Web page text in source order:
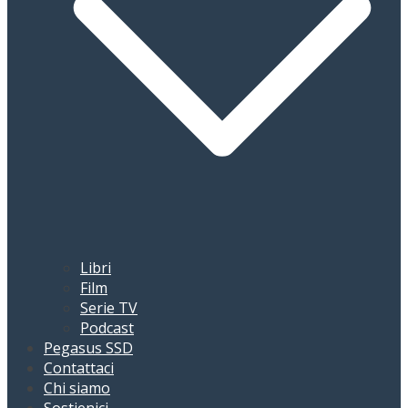
Libri
Film
Serie TV
Podcast
Pegasus SSD
Contattaci
Chi siamo